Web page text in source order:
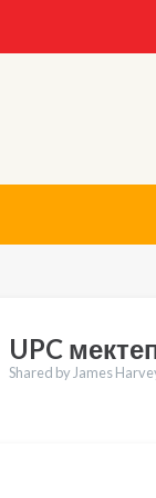
UPC
Shared by James